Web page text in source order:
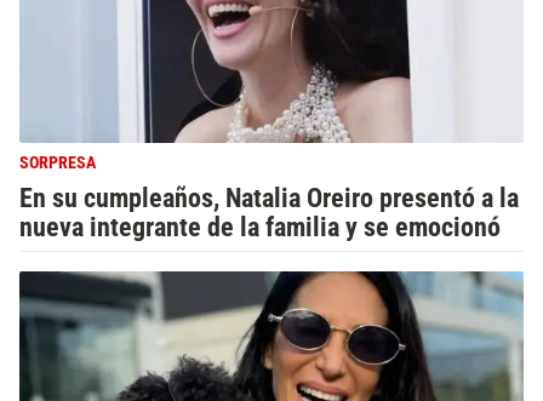
SORPRESA
En su cumpleaños, Natalia Oreiro presentó a la
nueva integrante de la familia y se emocionó